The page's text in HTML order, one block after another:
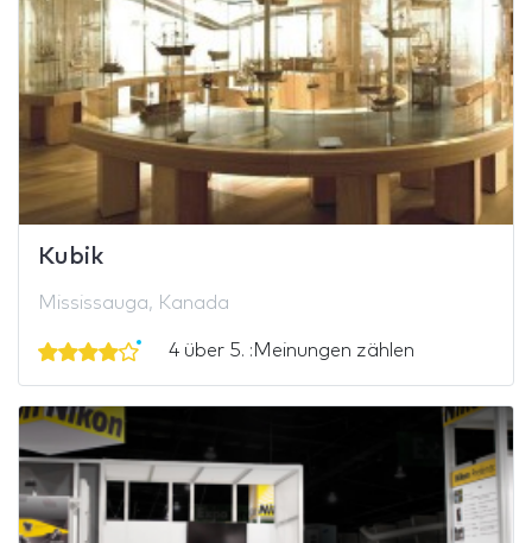
Kubik
Mississauga, Kanada
4 über 5. :Meinungen zählen